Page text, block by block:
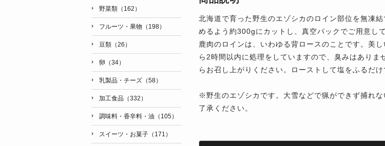
北海道で育った野生のエゾシカのロイン部位を無凍
めるよう約300gにカットし、真空パックでご用意して
鹿肉のロインは、いわゆる背ロースのことです。美
ら2時間以内に処理をしていますので、臭みはあり
らお召し上がりください。ローストして塩をふるだけ
※野生のエゾシカです。大雪などで猟ができず捕れ
了承ください。
野菜類（162）
フルーツ・果物（198）
豆類（26）
卵（34）
乳製品・チーズ（58）
加工食品（332）
調味料・香辛料・油（105）
スイーツ・お菓子（171）